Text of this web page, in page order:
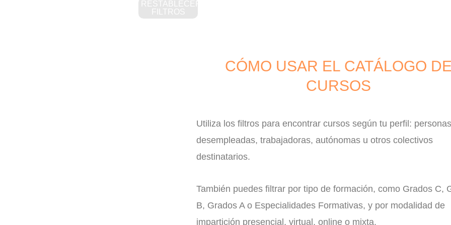
RESTABLECER
FILTROS
CÓMO USAR EL CATÁLOGO DE
CURSOS
Utiliza los filtros para encontrar cursos según tu perfil: personas
desempleadas, trabajadoras, autónomas u otros colectivos
destinatarios.
También puedes filtrar por tipo de formación, como Grados C,
B, Grados A o Especialidades Formativas, y por modalidad de
impartición presencial, virtual, online o mixta.